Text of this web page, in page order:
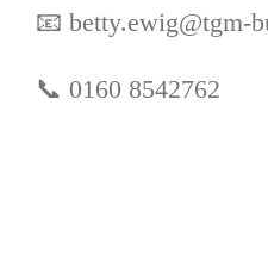
📧 betty.ewig@tgm-
📞 0160 8542762